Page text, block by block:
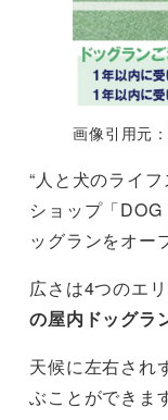
画像引用元
“人と犬のライ
ショップ「
ッグランをオー
広さは4つのエ
の屋内ドッグラ
天候に左右され
ぶことができま